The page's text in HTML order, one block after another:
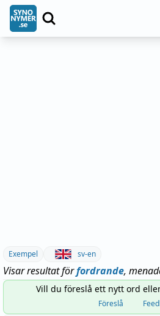
Exempel sv-en
Visar resultat förfordrande,
Vill du föreslå ett nytt ord
Föreslå